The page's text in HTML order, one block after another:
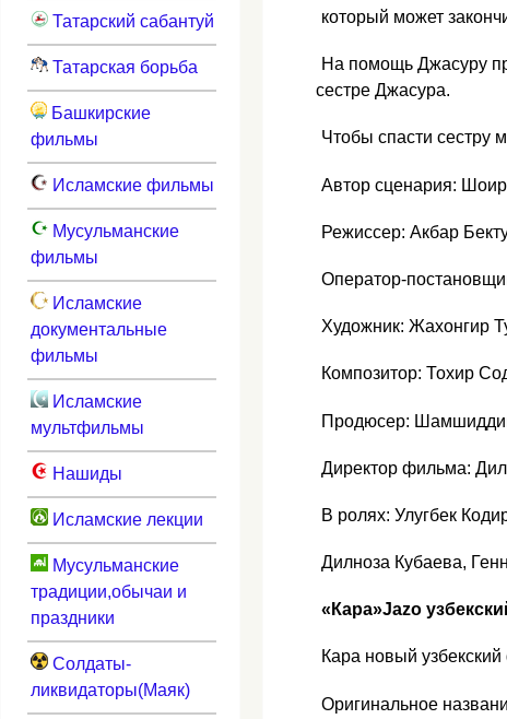
который может
На помощь Джасуру
сестре Джасура.
Чтобы спасти сестру
Автор сценария:
Режиссер: Акбар
Оператор-
Художник: Жахонгир
Композитор: Тохир
Продюсер:
Директор фильма:
В ролях: Улугбек
Дилноза Кубаева,
«Кара»Jazo
Кара новый
Оригинальное
Татарский сабантуй
Татарская борьба
Башкирские
фильмы
Исламские фильмы
Мусульманские
фильмы
Исламские
документальные
фильмы
Исламские
мультфильмы
Нашиды
Исламские лекции
Мусульманские
традиции,обычаи и
праздники
Солдаты-
ликвидаторы(Маяк)